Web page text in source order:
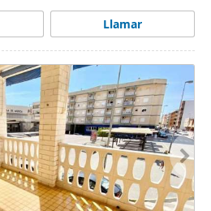
Llamar